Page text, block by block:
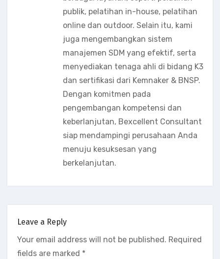
publik, pelatihan in-house, pelatihan
online dan outdoor. Selain itu, kami
juga mengembangkan sistem
manajemen SDM yang efektif, serta
menyediakan tenaga ahli di bidang K3
dan sertifikasi dari Kemnaker & BNSP.
Dengan komitmen pada
pengembangan kompetensi dan
keberlanjutan, Bexcellent Consultant
siap mendampingi perusahaan Anda
menuju kesuksesan yang
berkelanjutan.
Leave a Reply
Your email address will not be published. Required
fields are marked *